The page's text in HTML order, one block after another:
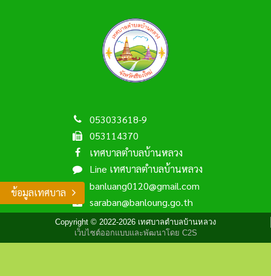
ข้อมูลเทศบาล
053033618-9
053114370
เทศบาลตำบลบ้านหลวง
Line เทศบาลตำบลบ้านหลวง
banluang0120@gmail.com
saraban@banloung.go.th
Copyright © 2022-2026 เทศบาลตำบลบ้านหลวง
เว็บไซต์ออกแบบและพัฒนาโดย C2S